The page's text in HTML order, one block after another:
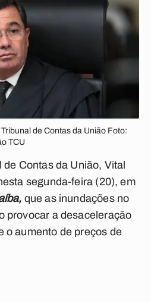
de Contas da União Foto:
TCU
Contas da União, Vital
segunda-feira (20), em
que as inundações no
provocar a desaceleração
o aumento de preços de